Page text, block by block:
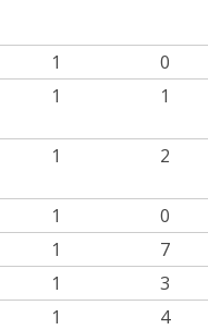
1
0
1 1
1 2
1
0
1
7
1
3
1 4